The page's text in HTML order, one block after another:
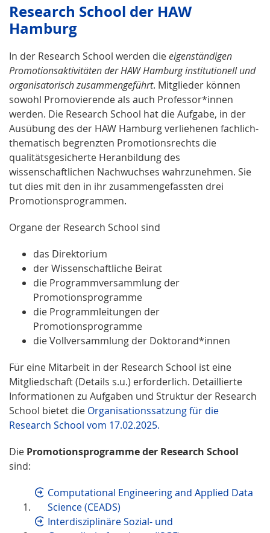
Research School der HAW
Hamburg
In der Research School werden dieeigenständigen
Promotionsaktivitäten der HAW Hamburg institutionell und
organisatorisch zusammengeführt. Mitglieder können
sowohl Promovierende als auch Professor*innen
werden. Die Research School hat die Aufgabe, in der
Ausübung des der HAW Hamburg verliehenen fachlich-
thematisch begrenzten Promotionsrechts die
qualitätsgesicherte Heranbildung des
wissenschaftlichen Nachwuchses wahrzunehmen. Sie
tut dies mit den in ihr zusammengefassten drei
Promotionsprogrammen.
Organe der Research School sind
das Direktorium
der Wissenschaftliche Beirat
die Programmversammlung der
Promotionsprogramme
die Programmleitungen der
Promotionsprogramme
die Vollversammlung der Doktorand*innen
Für eine Mitarbeit in der Research School ist eine
Mitgliedschaft (Details s.u.) erforderlich. Detaillierte
Informationen zu Aufgaben und Struktur der Research
School bietet die Organisationssatzung für die
Research School vom 17.02.2025.
Die Promotionsprogramme der Research School
sind:
Computational Engineering and Applied Data
Science (CEADS)
Interdisziplinäre Sozial- und